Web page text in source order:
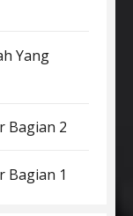
Yang
Bagian 2
Bagian 1